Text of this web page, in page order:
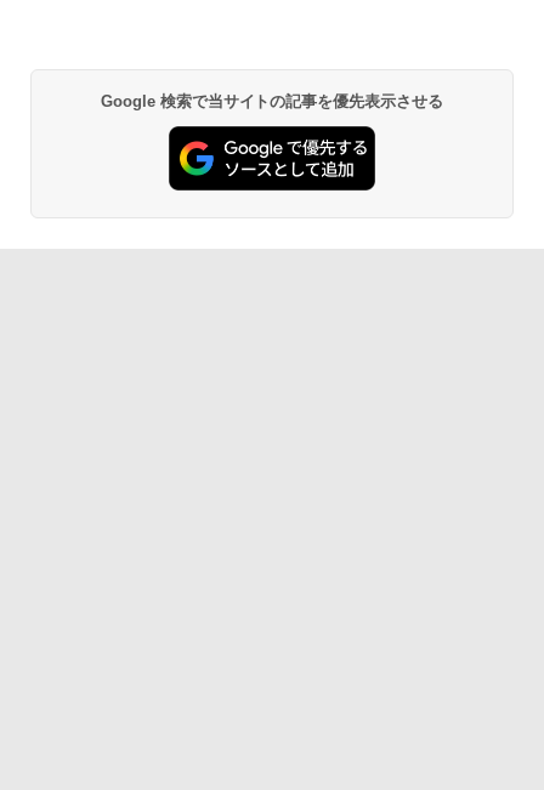
Google 検索で当サイトの記事を優先表示させる